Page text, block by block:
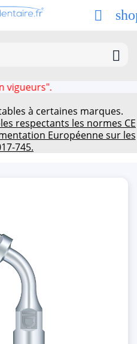


à certaines marques.
respectants les normes CE
Européenne sur les
745.